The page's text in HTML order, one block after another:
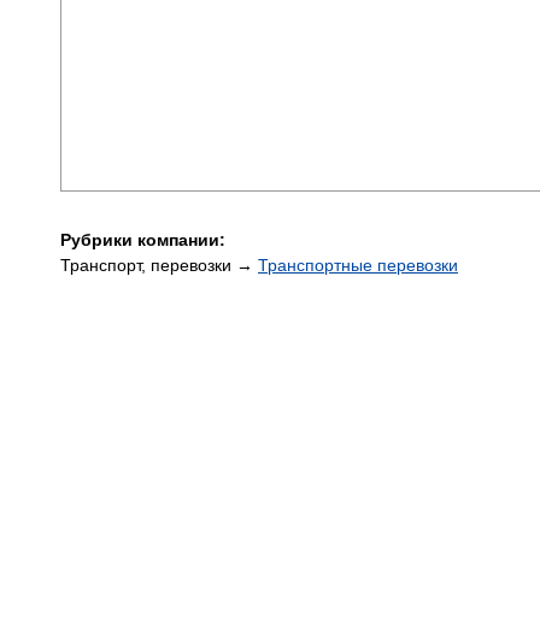
Рубрики компании:
Транспорт, перевозки → Транспортные перевозки